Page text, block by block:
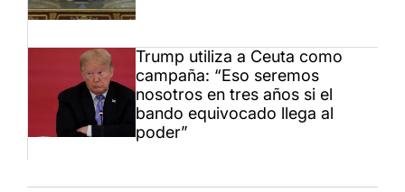
Trump utiliza a Ceuta como
campaña: “Eso seremos
nosotros en tres años si el
bando equivocado llega al
poder”